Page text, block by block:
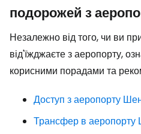
подорожей з
Незалежно від того, чи ви
від'їжджаєте з аеропорту,
корисними порадами та
Доступ з аеропорту
Трансфер в аеропорту